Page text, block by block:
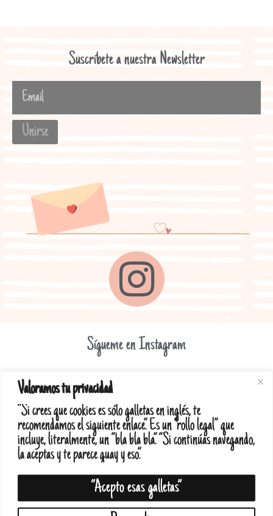
Valoramos tu privacidad
“Si crees que cookies es sólo galletas en inglés, te
recomendamos el siguiente enlace”. Es un “rollo legal” que
incluye, literalmente, un “bla bla bla”. “Si continúas navegando,
la aceptas y te parece guay y eso”.
“Acepto esas galletas”
Suscríbete a nuestra Newsletter
Unirse
Sígueme en Instagram
Diseño web realizado por RK Informatika